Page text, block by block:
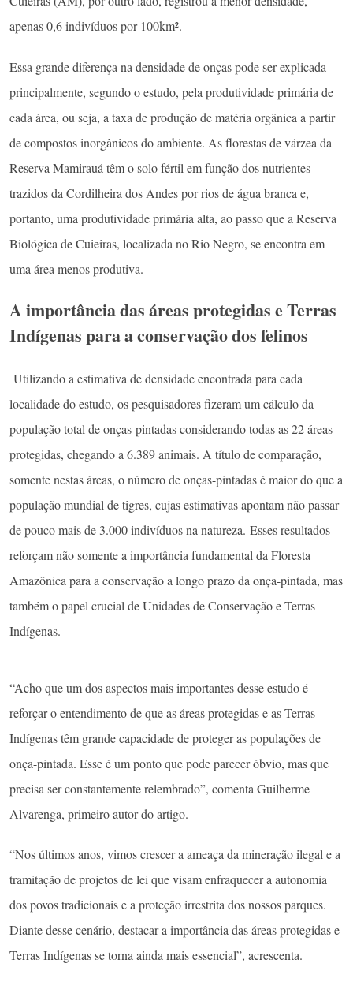
apenas 0,6 indivíduos por 100km².
Essa grande diferença na densidade de onças pode ser explicada
principalmente, segundo o estudo, pela produtividade primária de
cada área, ou seja, a taxa de produção de matéria orgânica a partir
de compostos inorgânicos do ambiente. As florestas de várzea da
Reserva Mamirauá têm o solo fértil em função dos nutrientes
trazidos da Cordilheira dos Andes por rios de água branca e,
portanto, uma produtividade primária alta, ao passo que a Reserva
Biológica de Cuieiras, localizada no Rio Negro, se encontra em
uma área menos produtiva.
A importância das áreas protegidas e Terras
Indígenas para a conservação dos felinos
Utilizando a estimativa de densidade encontrada para cada
localidade do estudo, os pesquisadores fizeram um cálculo da
população total de onças-pintadas considerando todas as 22 áreas
protegidas, chegando a 6.389 animais. A título de comparação,
somente nestas áreas, o número de onças-pintadas é maior do que a
população mundial de tigres, cujas estimativas apontam não passar
de pouco mais de 3.000 indivíduos na natureza. Esses resultados
reforçam não somente a importância fundamental da Floresta
Amazônica para a conservação a longo prazo da onça-pintada, mas
também o papel crucial de Unidades de Conservação e Terras
Indígenas.
“Acho que um dos aspectos mais importantes desse estudo é
reforçar o entendimento de que as áreas protegidas e as Terras
Indígenas têm grande capacidade de proteger as populações de
onça-pintada. Esse é um ponto que pode parecer óbvio, mas que
precisa ser constantemente relembrado”, comenta Guilherme
Alvarenga, primeiro autor do artigo.
“Nos últimos anos, vimos crescer a ameaça da mineração ilegal e a
tramitação de projetos de lei que visam enfraquecer a autonomia
dos povos tradicionais e a proteção irrestrita dos nossos parques.
Diante desse cenário, destacar a importância das áreas protegidas e
Terras Indígenas se torna ainda mais essencial”, acrescenta.